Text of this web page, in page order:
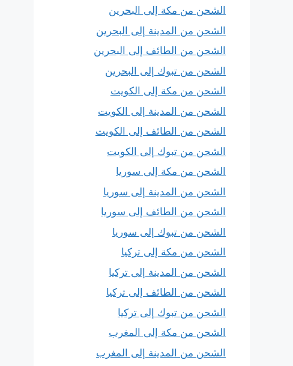
الشحن من مكة إلى البحرين
الشحن من المدينة إلى البحرين
الشحن من الطائف إلى البحرين
الشحن من تبوك إلى البحرين
الشحن من مكة إلى الكويت
الشحن من المدينة إلى الكويت
الشحن من الطائف إلى الكويت
الشحن من تبوك إلى الكويت
الشحن من مكة إلى سوريا
الشحن من المدينة إلى سوريا
الشحن من الطائف إلى سوريا
الشحن من تبوك إلى سوريا
الشحن من مكة إلى تركيا
الشحن من المدينة إلى تركيا
الشحن من الطائف إلى تركيا
الشحن من تبوك إلى تركيا
الشحن من مكة إلى المغرب
الشحن من المدينة إلى المغرب